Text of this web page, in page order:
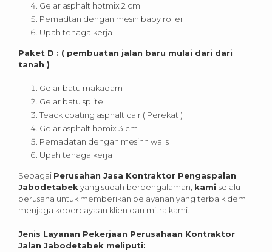
Gelar asphalt hotmix 2 cm
Pemadtan dengan mesin baby roller
Upah tenaga kerja
Paket D : ( pembuatan jalan baru mulai dari dari
tanah )
Gelar batu makadam
Gelar batu splite
Teack coating asphalt cair ( Perekat )
Gelar asphalt homix 3 cm
Pemadatan dengan mesinn walls
Upah tenaga kerja
Sebagai Perusahan Jasa Kontraktor Pengaspalan
Jabodetabek yang sudah berpengalaman, kami selalu
berusaha untuk memberikan pelayanan yang terbaik demi
menjaga kepercayaan klien dan mitra kami.
Jenis Layanan Pekerjaan Perusahaan Kontraktor
Jalan Jabodetabek meliputi: